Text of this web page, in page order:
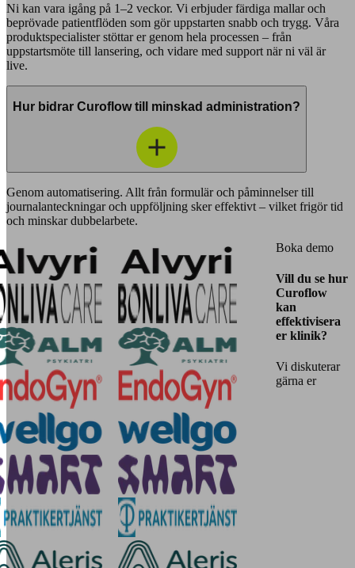
Ni kan vara igång på 1–2 veckor. Vi erbjuder färdiga mallar och
beprövade patientflöden som gör uppstarten snabb och trygg. Våra
produktspecialister stöttar er genom hela processen – från
uppstartsmöte till lansering, och vidare med support när ni väl är
live.
Hur bidrar Curoflow till minskad administration?
Genom automatisering. Allt från formulär och påminnelser till
journalanteckningar och uppföljning sker effektivt – vilket frigör tid
och minskar dubbelarbete.
Boka demo
Vill du se hur
Curoflow
kan
effektivisera
er klinik?
Vi diskuterar
gärna er